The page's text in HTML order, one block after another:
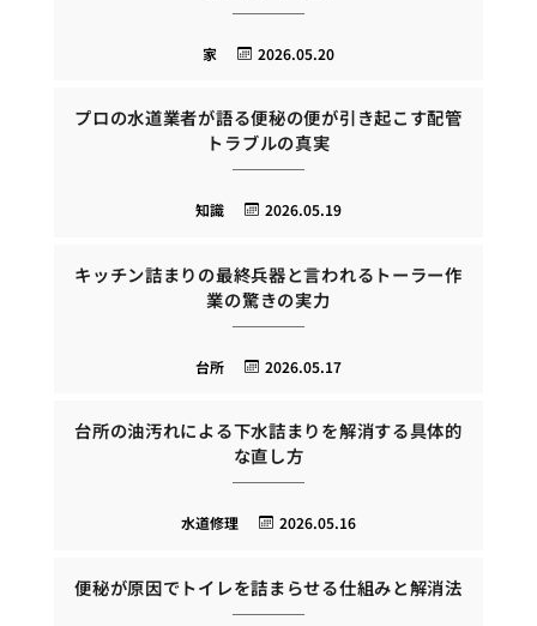
2026.05.20
家
プロの水道業者が語る便秘の便が引き起こす配管
トラブルの真実
2026.05.19
知識
キッチン詰まりの最終兵器と言われるトーラー作
業の驚きの実力
2026.05.17
台所
台所の油汚れによる下水詰まりを解消する具体的
な直し方
2026.05.16
水道修理
便秘が原因でトイレを詰まらせる仕組みと解消法